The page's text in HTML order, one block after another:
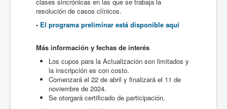
resolución de casos clínicos.
- El programa preliminar está disponible aquí
Más información y fechas de interés
Los cupos para la Actualización son limitados y
la inscripción es con costo.
Comenzará el 22 de abril y finalizará el 11 de
noviembre de 2024.
Se otorgará certificado de participación.